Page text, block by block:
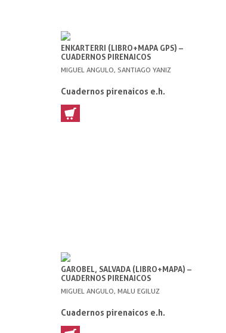
ENKARTERRI (LIBRO+MAPA GPS) –
CUADERNOS PIRENAICOS
MIGUEL ANGULO, SANTIAGO YANIZ
Cuadernos pirenaicos e.h.
GAROBEL, SALVADA (LIBRO+MAPA) –
CUADERNOS PIRENAICOS
MIGUEL ANGULO, MALU EGILUZ
Cuadernos pirenaicos e.h.